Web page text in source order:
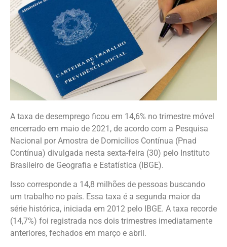
A taxa de desemprego ficou em 14,6% no trimestre móvel
encerrado em maio de 2021, de acordo com a Pesquisa
Nacional por Amostra de Domicílios Contínua (Pnad
Contínua) divulgada nesta sexta-feira (30) pelo Instituto
Brasileiro de Geografia e Estatística (IBGE).
Isso corresponde a 14,8 milhões de pessoas buscando
um trabalho no país. Essa taxa é a segunda maior da
série histórica, iniciada em 2012 pelo IBGE. A taxa recorde
(14,7%) foi registrada nos dois trimestres imediatamente
anteriores, fechados em março e abril.